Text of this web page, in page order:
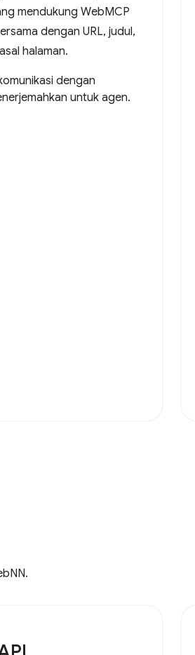
mendukung WebMCP
dengan URL, judul,
halaman.